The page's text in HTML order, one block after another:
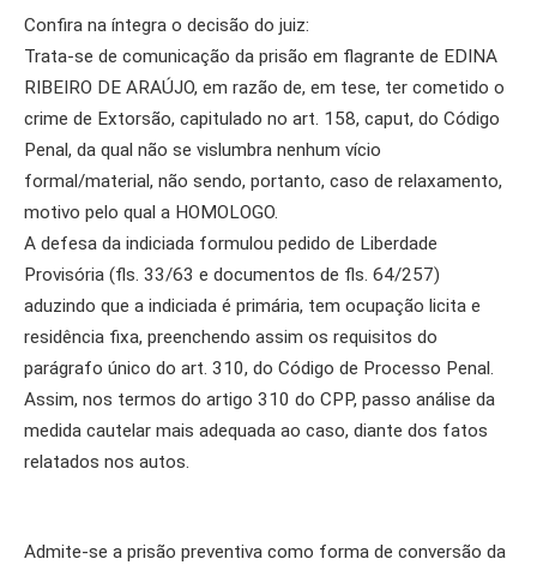
Confira na íntegra o decisão do juiz:
Trata-se de comunicação da prisão em flagrante de EDINA
RIBEIRO DE ARAÚJO, em razão de, em tese, ter cometido o
crime de Extorsão, capitulado no art. 158, caput, do Código
Penal, da qual não se vislumbra nenhum vício
formal/material, não sendo, portanto, caso de relaxamento,
motivo pelo qual a HOMOLOGO.
A defesa da indiciada formulou pedido de Liberdade
Provisória (fls. 33/63 e documentos de fls. 64/257)
aduzindo que a indiciada é primária, tem ocupação licita e
residência fixa, preenchendo assim os requisitos do
parágrafo único do art. 310, do Código de Processo Penal.
Assim, nos termos do artigo 310 do CPP, passo análise da
medida cautelar mais adequada ao caso, diante dos fatos
relatados nos autos.
Admite-se a prisão preventiva como forma de conversão da